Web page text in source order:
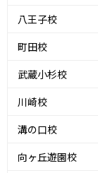
八王子校
町田校
武蔵小杉校
川崎校
溝の口校
向ヶ丘遊園校